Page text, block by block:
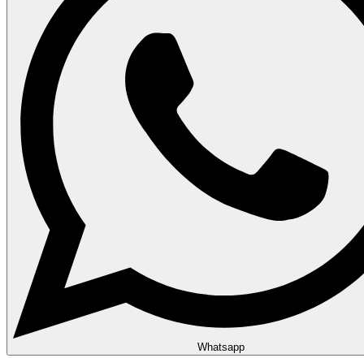
Whatsapp